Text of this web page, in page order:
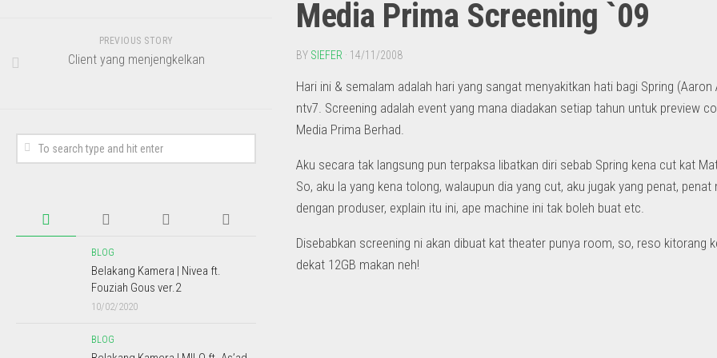
Media Prima Screening `09
BY SIEFER · 14/11/2008
Hari ini & semalam adalah hari yang sangat menyakitkan hati bagi Spring
ntv7. Screening adalah event yang mana diadakan setiap tahun untuk preview
Media Prima Berhad.
Aku secara tak langsung pun terpaksa libatkan diri sebab Spring kena cut kat
So, aku la yang kena tolong, walaupun dia yang cut, aku jugak yang penat,
dengan produser, explain itu ini, ape machine ini tak boleh buat etc.
Disebabkan screening ni akan dibuat kat theater punya room, so, reso kitorang
dekat 12GB makan neh!
PREVIOUS STORY
Client yang menjengkelkan
BLOG
Belakang Kamera | Nivea ft.
Fouziah Gous ver.2
10/02/2020
BLOG